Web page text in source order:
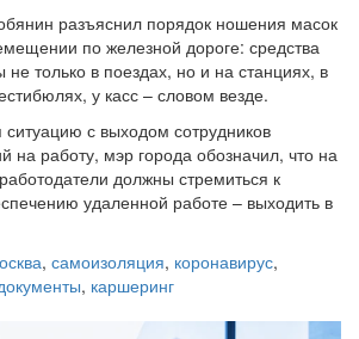
разъяснил порядок ношения масок
по железной дороге: средства
только в поездах, но и на станциях, в
у касс – словом везде.
с выходом сотрудников
на работу, мэр города обозначил, что на
должны стремиться к
удаленной работе – выходить в
, самоизоляция, коронавирус,
, каршеринг